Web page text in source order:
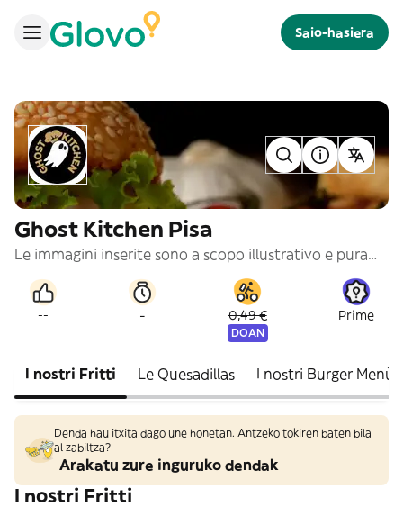
Saio-hasiera
Ghost Kitchen Pisa
Le immagini inserite sono a scopo illustrativo e puramente indicativo
-- - 0,49 €
DOAN
Prime
I nostri Fritti Le Quesadillas I nostri Burger Menù
Denda hau itxita dago une honetan. Antzeko tokiren baten bila
al zabiltza?
Arakatu zure inguruko dendak
I nostri Fritti